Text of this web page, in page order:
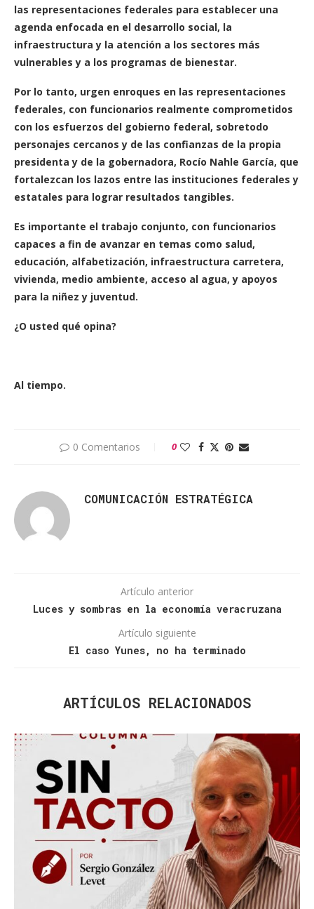
las representaciones federales para establecer una
agenda enfocada en el desarrollo social, la
infraestructura y la atención a los sectores más
vulnerables y a los programas de bienestar.
Por lo tanto, urgen enroques en las representaciones
federales, con funcionarios realmente comprometidos
con los esfuerzos del gobierno federal, sobretodo
personajes cercanos y de las confianzas de la propia
presidenta y de la gobernadora, Rocío Nahle García, que
fortalezcan los lazos entre las instituciones federales y
estatales para lograr resultados tangibles.
Es importante el trabajo conjunto, con funcionarios
capaces a fin de avanzar en temas como salud,
educación, alfabetización, infraestructura carretera,
vivienda, medio ambiente, acceso al agua, y apoyos
para la niñez y juventud.
¿O usted qué opina?
Al tiempo.
0 Comentarios 0
COMUNICACIÓN ESTRATÉGICA
Artículo anterior
Luces y sombras en la economía veracruzana
Artículo siguiente
El caso Yunes, no ha terminado
ARTÍCULOS RELACIONADOS